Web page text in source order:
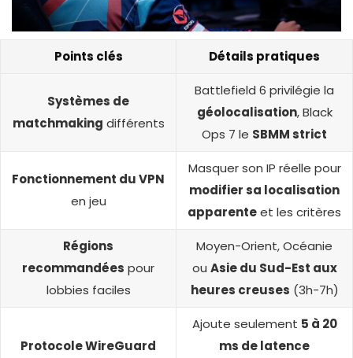
Points clés Détails pratiques
Systèmes de
matchmaking différents
Battlefield 6 privilégie la
géolocalisation, Black
Ops 7 le SBMM strict
Fonctionnement du VPN
en jeu
Masquer son IP réelle pour
modifier sa localisation
apparenteet les critères
Régions
recommandées pour
lobbies faciles
Moyen-Orient, Océanie
ou Asie du Sud-Est aux
heures creuses (3h-7h)
Protocole WireGuard
Ajoute seulement 5 à 20
ms de latence